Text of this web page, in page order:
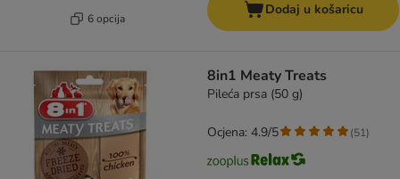
6 opcija
Dodaj u košaricu
8in1 Meaty Treats
Pileća prsa (50 g)
Ocjena: 4.9/5 (51)